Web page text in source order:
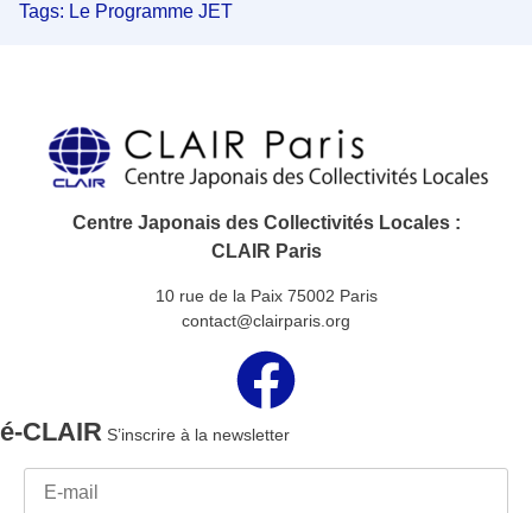
Tags: Le Programme JET
Centre Japonais des Collectivités Locales :
CLAIR Paris
10 rue de la Paix 75002 Paris
contact@clairparis.org
é-CLAIR S’inscrire à la newsletter